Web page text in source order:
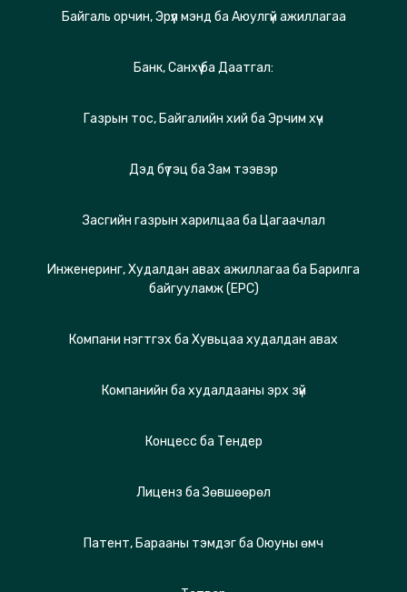
Байгаль орчин, Эрүүл мэнд ба Аюулгүй ажиллагаа
Банк, Санхүү ба Даатгал:
Газрын тос, Байгалийн хий ба Эрчим хүч
Дэд бүтэц ба Зам тээвэр
Засгийн газрын харилцаа ба Цагаачлал
Инженеринг, Худалдан авах ажиллагаа ба Барилга
байгууламж (EPC)
Компани нэгтгэх ба Хувьцаа худалдан авах
Компанийн ба худалдааны эрх зүй
Концесс ба Тендер
Лиценз ба Зөвшөөрөл
Патент, Барааны тэмдэг ба Оюуны өмч